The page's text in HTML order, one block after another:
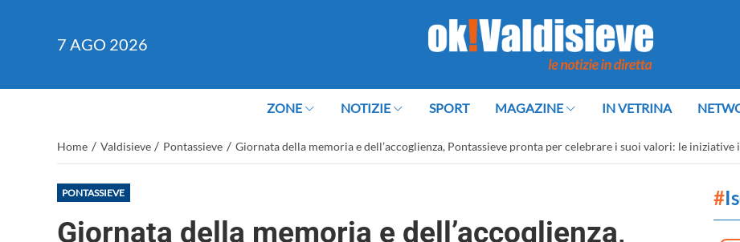
7 AGO 2026
ZONE NOTIZIE SPORT MAGAZINE IN VETRINA
Home / Valdisieve / Pontassieve / Giornata della memoria e dell’accoglienza, Pontassieve pronta per celebrare i suoi valori: le iniziative
PONTASSIEVE
Giornata della memoria e dell’accoglienza,
#